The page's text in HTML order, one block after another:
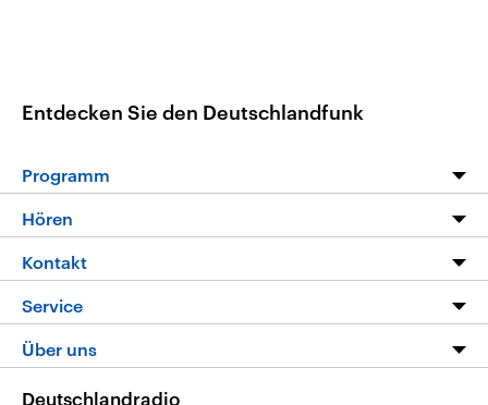
Entdecken Sie den Deutschlandfunk
Programm
Programm
Die Nachrichten
Nachrichtenleicht
Neue Beiträge auf dlf.de
Hören
Livestream
Podcasts
Deutschlandfunk App
Nachrichten App
Kontakt
Hörerservice
Service
FAQ
Über uns
Deutschlandradio